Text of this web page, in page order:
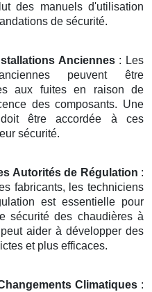
des manuels d'utilisation
de sécurité.
Anciennes: Les
peuvent être
aux fuites en raison de
des composants. Une
être accordée à ces
sécurité.
Autorités de Régulation :
fabricants, les techniciens
est essentielle pour
sécurité des chaudières à
aider à développer des
et plus efficaces.
Climatiques :